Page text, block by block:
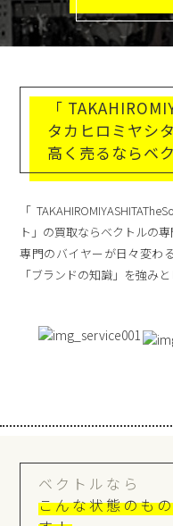
「
タカヒロミヤシ
高く売るならベ
「
ト」の買取ならベクトルの
専門のバイヤーが日々変わ
「ブランドの知識」を強み
ベクトルなら
こんな状態のも